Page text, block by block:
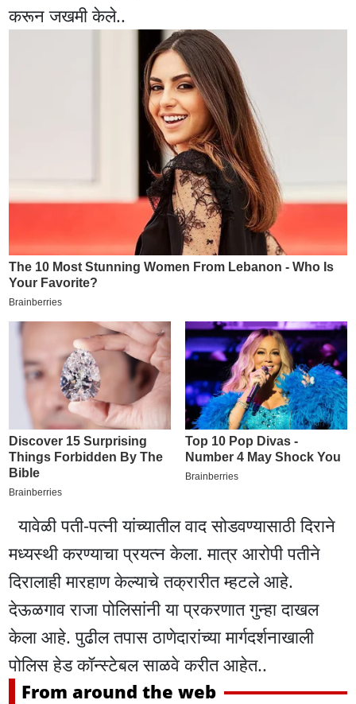
करून जखमी केले..
यावेळी पती-पत्नी यांच्यातील वाद सोडवण्यासाठी दिराने
मध्यस्थी करण्याचा प्रयत्न केला. मात्र आरोपी पतीने
दिरालाही मारहाण केल्याचे तक्रारीत म्हटले आहे.
देऊळगाव राजा पोलिसांनी या प्रकरणात गुन्हा दाखल
केला आहे. पुढील तपास ठाणेदारांच्या मार्गदर्शनाखाली
पोलिस हेड कॉन्स्टेबल साळवे करीत आहेत..
From around the web